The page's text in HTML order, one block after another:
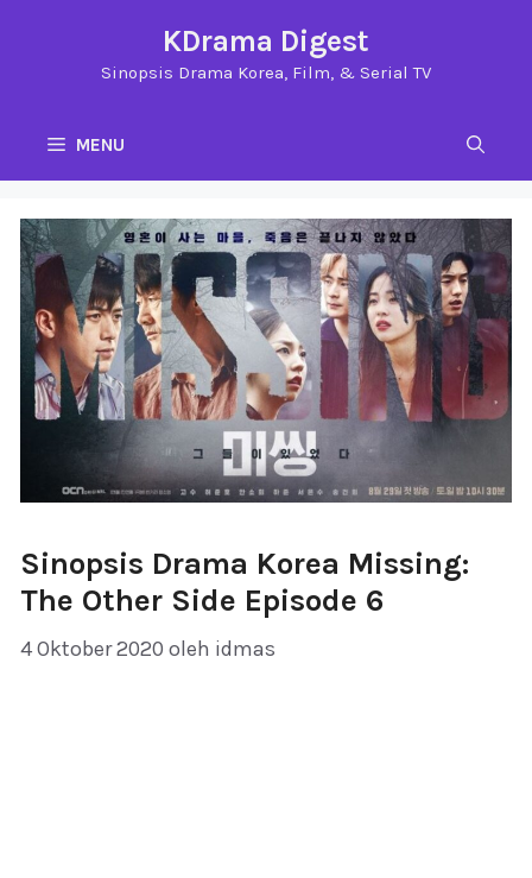
KDrama Digest
Sinopsis Drama Korea, Film, & Serial TV
MENU
Sinopsis Drama Korea Missing:
The Other Side Episode 6
4 Oktober 2020 oleh idmas